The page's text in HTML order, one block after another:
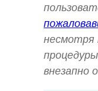
несмотря
внезапно